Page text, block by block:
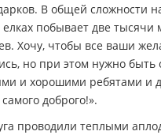
В общей сложности
елках побывает две тысячи
Хочу, чтобы все ваши
но при этом нужно быть
и хорошими ребятами и
доброго!».
проводили теплыми